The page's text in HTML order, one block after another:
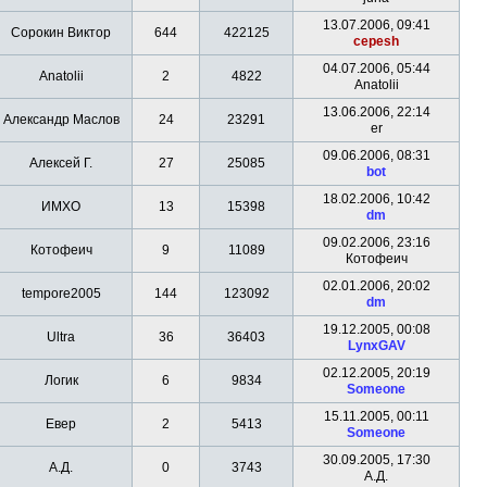
Сорокин Виктор 644 422125
13.07.2006, 09:41
cepesh
Anatolii 2 4822
04.07.2006, 05:44
Anatolii
Александр Маслов 24 23291
13.06.2006, 22:14
er
Алексей Г. 27 25085
09.06.2006, 08:31
bot
ИМХО 13 15398
18.02.2006, 10:42
dm
Котофеич 9 11089
09.02.2006, 23:16
Котофеич
tempore2005 144 123092
02.01.2006, 20:02
dm
Ultra 36 36403
19.12.2005, 00:08
LynxGAV
Логик 6 9834
02.12.2005, 20:19
Someone
Евер 2 5413
15.11.2005, 00:11
Someone
A.Д. 0 3743
30.09.2005, 17:30
A.Д.